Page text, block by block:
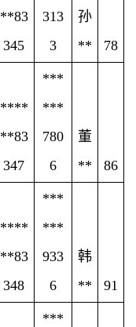
**83
345
313
3
孙
**
78
****
**83
347
***
***
780
6
董
**
86
****
**83
348
***
***
933
6
韩
**
91
***